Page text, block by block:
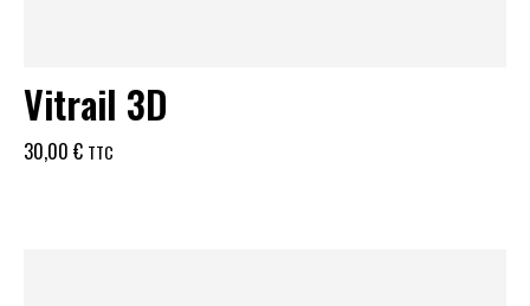
Vitrail 3D
30,00 € TTC